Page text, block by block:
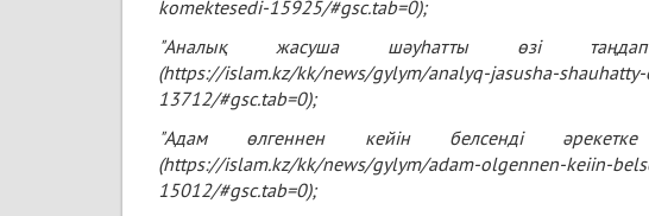
komektesedi-15925/#gsc.tab=0);
"Аналық жасуша шәуһатты өзі
(https://islam.kz/kk/news/gylym/analyq-jasusha-
13712/#gsc.tab=0);
"Адам өлгеннен кейін белсенді
(https://islam.kz/kk/news/gylym/adam-olgennen-keiin-
15012/#gsc.tab=0);